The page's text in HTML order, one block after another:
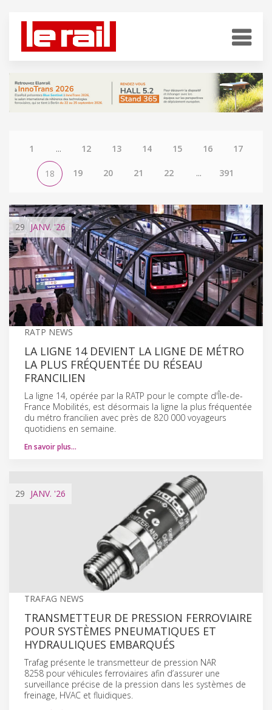
1 ... 12 13 14 15 16 17
18 19 20 21 22 ... 391
29 JANV. '26
RATP NEWS
LA LIGNE 14 DEVIENT LA LIGNE DE MÉTRO
LA PLUS FRÉQUENTÉE DU RÉSEAU
FRANCILIEN
La ligne 14, opérée par la RATP pour le compte d'Île-de-
France Mobilités, est désormais la ligne la plus fréquentée
du métro francilien avec près de 820 000 voyageurs
quotidiens en semaine.
En savoir plus…
29 JANV. '26
TRAFAG NEWS
TRANSMETTEUR DE PRESSION FERROVIAIRE
POUR SYSTÈMES PNEUMATIQUES ET
HYDRAULIQUES EMBARQUÉS
Trafag présente le transmetteur de pression NAR
8258 pour véhicules ferroviaires afin d’assurer une
surveillance précise de la pression dans les systèmes de
freinage, HVAC et fluidiques.